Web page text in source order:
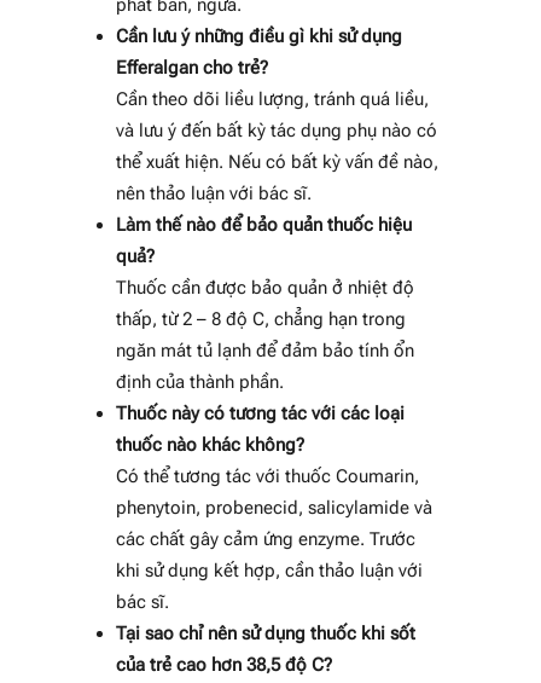
phát ban, ngứa.
Cần lưu ý những điều gì khi sử dụng
Efferalgan cho trẻ?
Cần theo dõi liều lượng, tránh quá liều,
và lưu ý đến bất kỳ tác dụng phụ nào có
thể xuất hiện. Nếu có bất kỳ vấn đề nào,
nên thảo luận với bác sĩ.
Làm thế nào để bảo quản thuốc hiệu
quả?
Thuốc cần được bảo quản ở nhiệt độ
thấp, từ 2 – 8 độ C, chẳng hạn trong
ngăn mát tủ lạnh để đảm bảo tính ổn
định của thành phần.
Thuốc này có tương tác với các loại
thuốc nào khác không?
Có thể tương tác với thuốc Coumarin,
phenytoin, probenecid, salicylamide và
các chất gây cảm ứng enzyme. Trước
khi sử dụng kết hợp, cần thảo luận với
bác sĩ.
Tại sao chỉ nên sử dụng thuốc khi sốt
của trẻ cao hơn 38,5 độ C?